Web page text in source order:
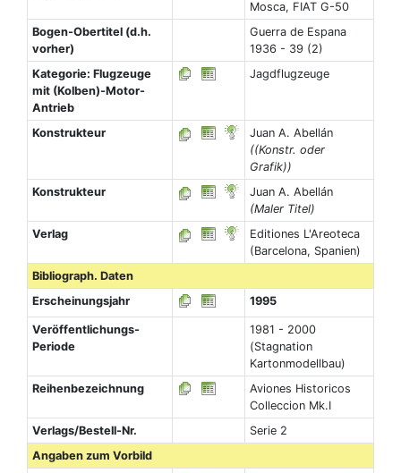
Mosca, FIAT G-50
Bogen-Obertitel (d.h.
vorher)
Guerra de Espana
1936 - 39 (2)
Kategorie: Flugzeuge
mit (Kolben)-Motor-
Antrieb
Jagdflugzeuge
Konstrukteur
Juan A. Abellán
((Konstr. oder
Grafik))
Konstrukteur
Juan A. Abellán
(Maler Titel)
Verlag
Editiones L'Areoteca
(Barcelona, Spanien)
Bibliograph. Daten
Erscheinungsjahr
1995
Veröffentlichungs-
Periode
1981 - 2000
(Stagnation
Kartonmodellbau)
Reihenbezeichnung
Aviones Historicos
Colleccion Mk.I
Verlags/Bestell-Nr.
Serie 2
Angaben zum Vorbild